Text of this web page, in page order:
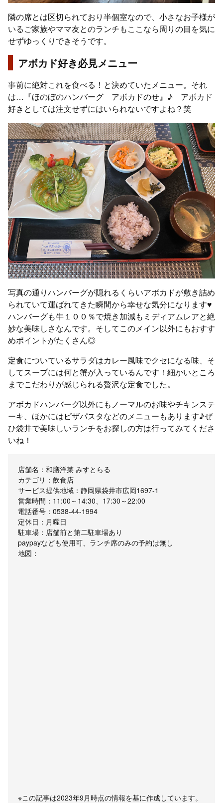
隣の席とは区切られており半個室なので、小さなお子様が
いるご家族やママ友とのランチもここなら周りの目を気に
せずゆっくりできそうです。
アボカド好き必見メニュー
事前に絶対これを食べる！と決めていたメニュー。それ
は…『ほのぼのハンバーグ アボカドのせ』♪ アボカド
好きとしては注文せずにはいられないですよね？笑
写真の通りハンバーグが隠れるくらいアボカドが敷き詰め
られていて運ばれてきた瞬間から幸せな気分になります♥
ハンバーグも牛１００％で焼き加減もミディアムレアと絶
妙な美味しさなんです。そしてこのメイン以外にもおすす
めポイントがたくさん◎
定食についているサラダはカレー風味でクセになる味、そ
してスープには何と蟹が入っているんです！細かいところ
までこだわりが感じられる贅沢な定食でした。
アボカドハンバーグ以外にもノーマルのお味やチキンステ
ーキ、ほかにはピザパスタなどのメニューもあります♪ぜ
ひ袋井で美味しいランチをお探しの方は行ってみてくださ
いね！
店舗名：和膳洋菜 みすとらる
カテゴリ：飲食店
サービス提供地域：静岡県袋井市広岡1697-1
営業時間：11:00～14:30、17:30～22:00
電話番号：0538-44-1994
定休日：月曜日
駐車場：店舗前と第二駐車場あり
paypayなども使用可、ランチ席のみの予約は無し
地図：
※この記事は2023年9月時点の情報を基に作成しています。